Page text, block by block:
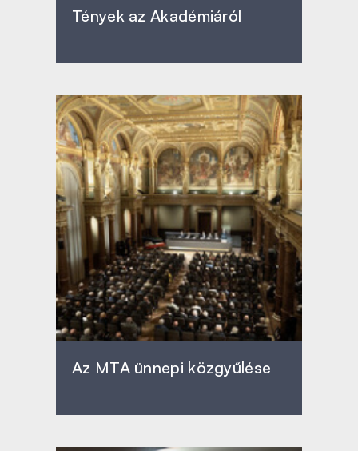
Tények az Akadémiáról
Az MTA ünnepi közgyűlése